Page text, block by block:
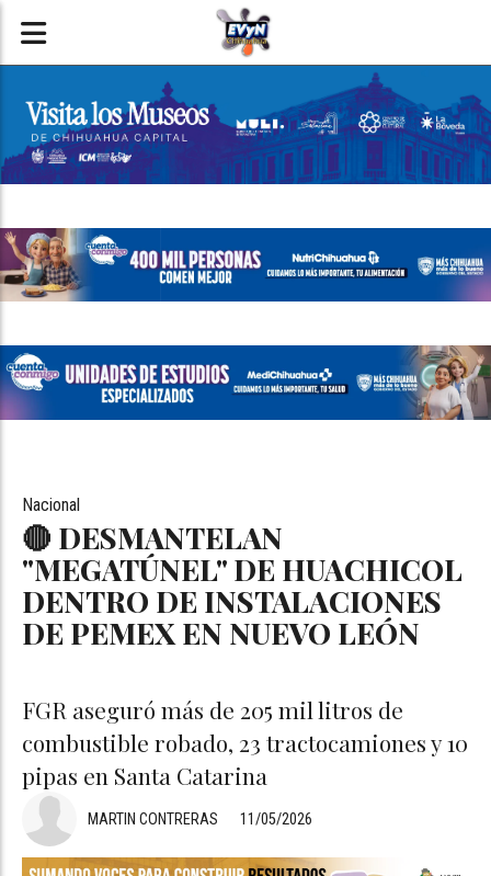
🔴 DESMANTELAN
"MEGATÚNEL" DE HUACHICOL
DENTRO DE INSTALACIONES
DE PEMEX EN NUEVO LEÓN
FGR aseguró más de 205 mil litros de
combustible robado, 23 tractocamiones y 10
pipas en Santa Catarina
Nacional
11/05/2026
MARTIN CONTRERAS